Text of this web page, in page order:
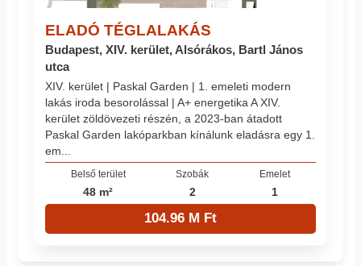
ELADÓ TÉGLALAKÁS
Budapest, XIV. kerület, Alsórákos, Bartl János
utca
XIV. kerület | Paskal Garden | 1. emeleti modern
lakás iroda besorolással | A+ energetika A XIV.
kerület zöldövezeti részén, a 2023-ban átadott
Paskal Garden lakóparkban kínálunk eladásra egy 1.
em...
Belső terület
48 m²
Szobák
2
Emelet
1
104.96 M Ft